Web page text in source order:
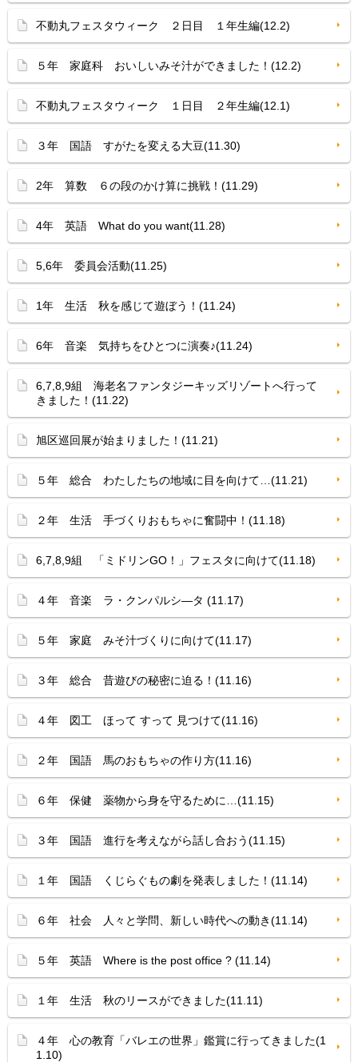
不動丸フェスタウィーク ２日目 １年生編(12.2)
５年 家庭科 おいしいみそ汁ができました！(12.2)
不動丸フェスタウィーク １日目 ２年生編(12.1)
３年 国語 すがたを変える大豆(11.30)
2年 算数 ６の段のかけ算に挑戦！(11.29)
4年 英語 What do you want(11.28)
5,6年 委員会活動(11.25)
1年 生活 秋を感じて遊ぼう！(11.24)
6年 音楽 気持ちをひとつに演奏♪(11.24)
6,7,8,9組 海老名ファンタジーキッズリゾートへ行って
きました！(11.22)
旭区巡回展が始まりました！(11.21)
５年 総合 わたしたちの地域に目を向けて…(11.21)
２年 生活 手づくりおもちゃに奮闘中！(11.18)
6,7,8,9組 「ミドリンGO！」フェスタに向けて(11.18)
４年 音楽 ラ・クンパルシ—タ (11.17)
５年 家庭 みそ汁づくりに向けて(11.17)
３年 総合 昔遊びの秘密に迫る！(11.16)
４年 図工 ほって すって 見つけて(11.16)
２年 国語 馬のおもちゃの作り方(11.16)
６年 保健 薬物から身を守るために…(11.15)
３年 国語 進行を考えながら話し合おう(11.15)
１年 国語 くじらぐもの劇を発表しました！(11.14)
６年 社会 人々と学問、新しい時代への動き(11.14)
５年 英語 Where is the post office ? (11.14)
１年 生活 秋のリースができました(11.11)
４年 心の教育「バレエの世界」鑑賞に行ってきました(1
1.10)